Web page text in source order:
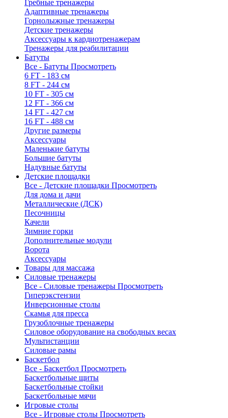
Гребные тренажеры
Адаптивные тренажеры
Горнолыжные тренажеры
Детские тренажеры
Аксессуары к кардиотренажерам
Тренажеры для реабилитации
Батуты
Все - Батуты Просмотреть
6 FT - 183 см
8 FT - 244 см
10 FT - 305 см
12 FT - 366 см
14 FT - 427 см
16 FT - 488 см
Другие размеры
Аксессуары
Маленькие батуты
Большие батуты
Надувные батуты
Детские площадки
Все - Детские площадки Просмотреть
Для дома и дачи
Металлические (ДСК)
Песочницы
Качели
Зимние горки
Дополнительные модули
Ворота
Аксессуары
Товары для массажа
Силовые тренажеры
Все - Силовые тренажеры Просмотреть
Гиперэкстензии
Инверсионные столы
Скамья для пресса
Грузоблочные тренажеры
Силовое оборудование на свободных весах
Мультистанции
Силовые рамы
Баскетбол
Все - Баскетбол Просмотреть
Баскетбольные щиты
Баскетбольные стойки
Баскетбольные мячи
Игровые столы
Все - Игровые столы Просмотреть